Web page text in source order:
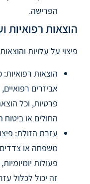
הפרישה.
הוצאות רפואיות
פיצוי על עלויות
הוצאות רפואיות:
אביזרים
פרטיות, וכל
החולים או ביטוח
עזרת הזולת:
משפחה או צדדים
פעולות
זה יכול לכלול